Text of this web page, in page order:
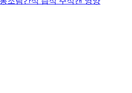
조림간식 습식 주식캔 영양